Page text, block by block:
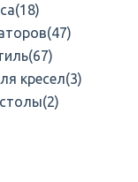
(18)
(47)
(67)
кресел(3)
(2)